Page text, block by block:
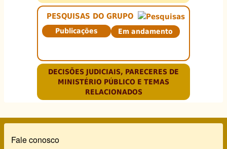
PESQUISAS DO GRUPO
Publicações Em andamento
DECISÕES JUDICIAIS, PARECERES DE
MINISTÉRIO PÚBLICO E TEMAS
RELACIONADOS
Rodapé
Fale conosco